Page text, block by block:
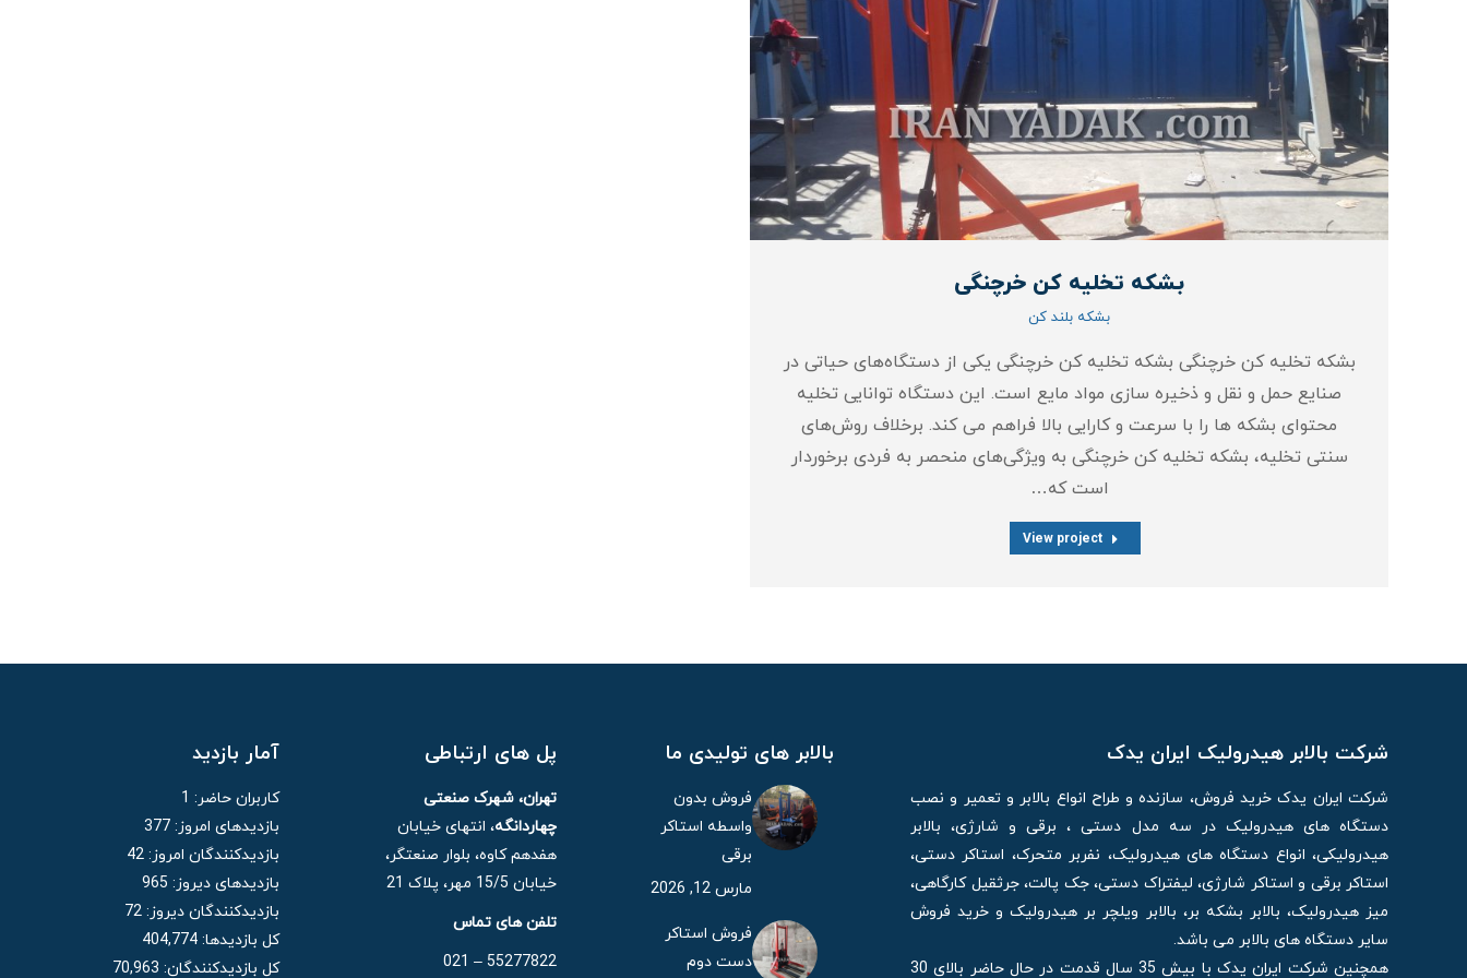
بشکه تخلیه کن خرچنگی
بشکه بلند کن
بشکه تخلیه کن خرچنگی بشکه تخلیه کن خرچنگی یکی از دستگاه‌های حیاتی در
صنایع حمل و نقل و ذخیره‌ سازی مواد مایع است. این دستگاه توانایی تخلیه
محتوای بشکه‌ ها را با سرعت و کارایی بالا فراهم می‌ کند. برخلاف روش‌های
سنتی تخلیه، بشکه تخلیه کن خرچنگی به ویژگی‌های منحصر به فردی برخوردار
است که…
View project
شرکت بالابر هیدرولیک ایران یدک
شرکت ایران یدک خرید فروش، سازنده و طراح انواع بالابر و تعمیر و نصب
دستگاه های هیدرولیک در سه مدل دستی ، برقی و شارژی، بالابر
هیدرولیکی، انواع دستگاه های هیدرولیک، نفربر متحرک، استاکر دستی،
استاکر برقی و استاکر شارژی، لیفتراک دستی، جک پالت، جرثقیل کارگاهی،
میز هیدرولیک، بالابر بشکه بر، بالابر ویلچر بر هیدرولیک و خرید فروش
سایر دستگاه های بالابر می باشد.
همچنین شرکت ایران یدک با بیش 35 سال قدمت در حال حاضر بالای 30
بالابر های تولیدی ما
فروش بدون
واسطه استاکر
برقی
مارس 12, 2026
فروش استاکر
دست دوم
پل های ارتباطی
تهران، شهرک صنعتی
چهاردانگه، انتهای خیابان
هفدهم کاوه، بلوار صنعتگر،
خیابان 15/5 مهر، پلاک 21
تلفن های تماس
55277822 – 021
آمار بازدید
کاربران حاضر: 1
بازدیدهای امروز: 377
بازدیدکنندگان امروز: 42
بازدیدهای دیروز: 965
بازدیدکنندگان دیروز: 72
کل بازدیدها: 404,774
کل بازدیدکنند‌گان: 70,963